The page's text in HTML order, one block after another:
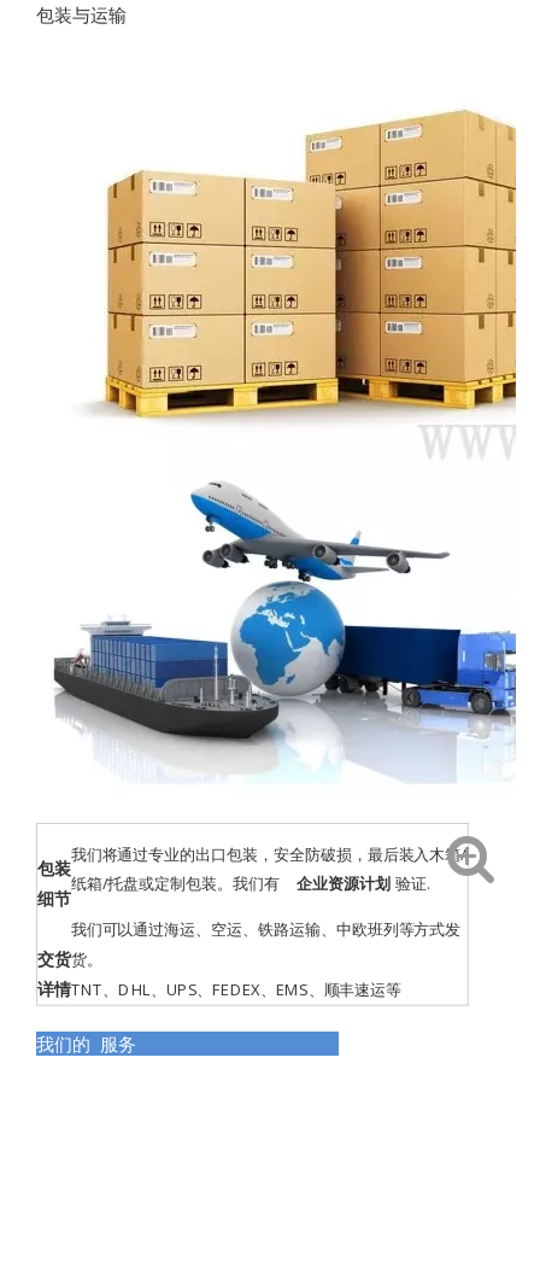
包装与运输
包装
细节
我们将通过专业的出口包装，安全防破损，最后装入木箱/
纸箱/托盘或定制包装。我们有企业资源计划 验证.
交货
详情
我们可以通过海运、空运、铁路运输、中欧班列等方式发
货。
TNT、DHL、UPS、FEDEX、EMS、顺丰速运等
我们的 服务